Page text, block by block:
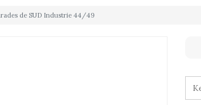
de SUD Industrie 44/49